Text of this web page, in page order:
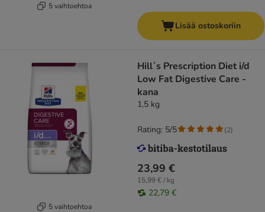
5 vaihtoehtoa
Lisää ostoskoriin
5 vaihtoehtoa
Hill´s Prescription Diet i/d
Low Fat Digestive Care -
kana
1,5 kg
23,99 €
15,99 € / kg
22,79 €
Rating: 5/5 (2)